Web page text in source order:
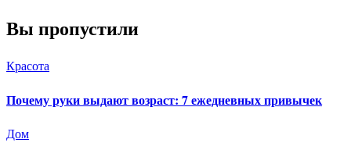
Вы пропустили
Красота
Почему руки выдают возраст: 7 ежедневных привычек
Дом